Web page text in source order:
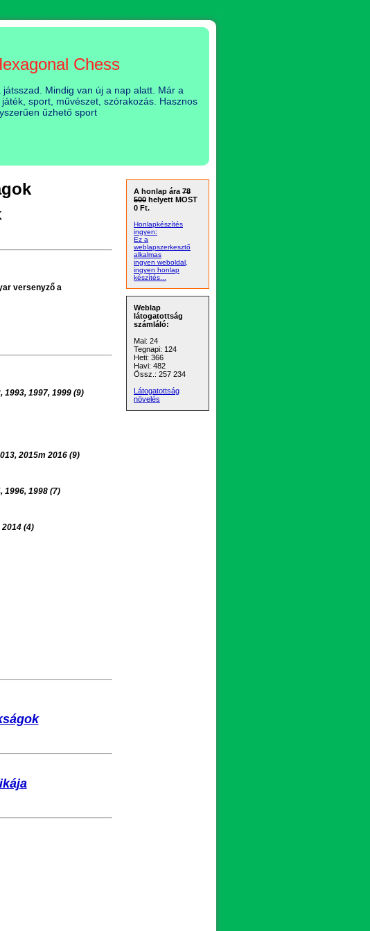
Chess
Mindig van új a nap alatt. Már a
sport, művészet, szórakozás. Hasznos
űzhető sport
versenyző a
1993, 1997, 1999 (9)
2015m 2016 (9)
1996, 1998 (7)
(4)
A honlap ára 78
500 helyett MOST
0 Ft.
Honlapkészítés
ingyen:
Ez a
weblapszerkesztő
alkalmas
ingyen weboldal,
ingyen honlap
készítés...
Weblap
látogatottság
számláló:
Mai: 24
Tegnapi: 124
Heti: 366
Havi: 482
Össz.: 257 234
Látogatottság
növelés